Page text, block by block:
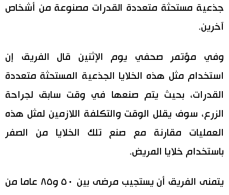
ثقافة
لايف ستايل
طوكيو
إعلان
جذعية مستحثة متعددة القدرات مصنوعة من أشخاص
آخرين.
وفي مؤتمر صحفي يوم الإثنين قال الفريق إن
استخدام مثل هذه الخلايا الجذعية المستحثة متعددة
القدرات، بحيث يتم صنعها في وقت سابق لجراحة
الزرع، سوف يقلل الوقت والتكلفة اللازمين لمثل هذه
العمليات مقارنة مع صنع تلك الخلايا من الصفر
باستخدام خلايا المريض.
يتمنى الفريق أن يستجيب مرضى بين ٥٠ و٨٥ عاما من